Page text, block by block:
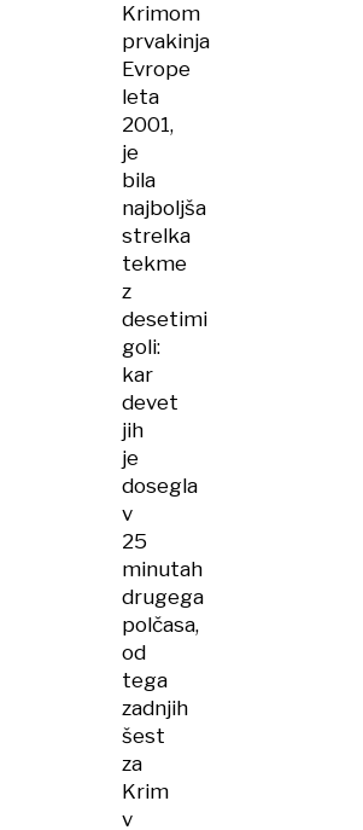
Krimom
prvakinja
Evrope
leta
2001,
je
bila
najboljša
strelka
tekme
z
desetimi
goli:
kar
devet
jih
je
dosegla
v
25
minutah
drugega
polčasa,
od
tega
zadnjih
šest
za
Krim
v